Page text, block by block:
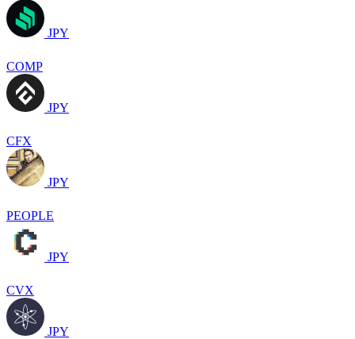
JPY
COMP
JPY
CFX
JPY
PEOPLE
JPY
CVX
JPY